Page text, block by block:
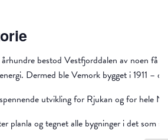
bestod Vestfjorddalen av noen få
Dermed ble Vemork bygget i 1911 –
utvikling for Rjukan og for hele
planla og tegnet alle bygninger i det